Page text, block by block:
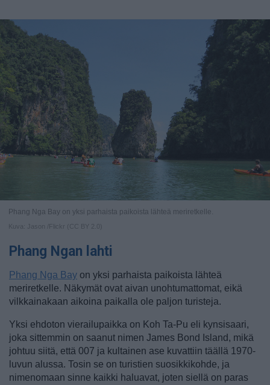
Phang Nga Bay on yksi parhaista paikoista lähteä meriretkelle.
Kuva: Jason /Flickr (CC BY 2.0)
Phang Ngan lahti
Phang Nga Bay on yksi parhaista paikoista lähteä
meriretkelle. Näkymät ovat aivan unohtumattomat, eikä
vilkkainakaan aikoina paikalla ole paljon turisteja.
Yksi ehdoton vierailupaikka on Koh Ta-Pu eli kynsisaari,
joka sittemmin on saanut nimen James Bond Island, mikä
johtuu siitä, että 007 ja kultainen ase kuvattiin täällä 1970-
luvun alussa. Tosin se on turistien suosikkikohde, ja
nimenomaan sinne kaikki haluavat, joten siellä on paras